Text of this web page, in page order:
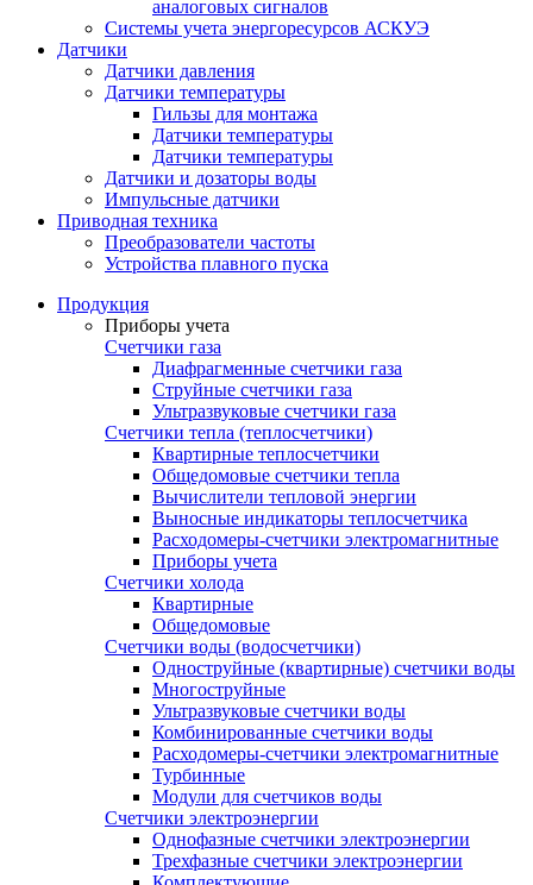
аналоговых сигналов
Системы учета энергоресурсов АСКУЭ
Датчики
Датчики давления
Датчики температуры
Гильзы для монтажа
Датчики температуры
Датчики температуры
Датчики и дозаторы воды
Импульсные датчики
Приводная техника
Преобразователи частоты
Устройства плавного пуска
Продукция
Приборы учета
Счетчики газа
Диафрагменные счетчики газа
Струйные счетчики газа
Ультразвуковые счетчики газа
Счетчики тепла (теплосчетчики)
Квартирные теплосчетчики
Общедомовые счетчики тепла
Вычислители тепловой энергии
Выносные индикаторы теплосчетчика
Расходомеры-счетчики электромагнитные
Приборы учета
Счетчики холода
Квартирные
Общедомовые
Счетчики воды (водосчетчики)
Одноструйные (квартирные) счетчики воды
Многоструйные
Ультразвуковые счетчики воды
Комбинированные счетчики воды
Расходомеры-счетчики электромагнитные
Турбинные
Модули для счетчиков воды
Счетчики электроэнергии
Однофазные счетчики электроэнергии
Трехфазные счетчики электроэнергии